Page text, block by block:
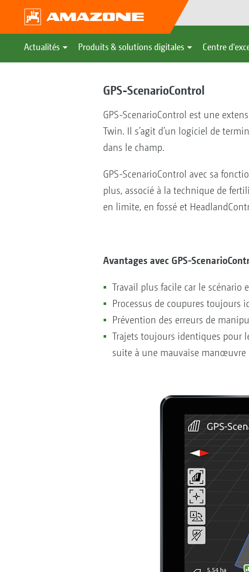
Actualités Produits & solutions digitales Centre
GPS-ScenarioControl
GPS-ScenarioControl est une
Twin. Il s’agit d’un logiciel de
dans le champ.
GPS-ScenarioControl avec sa
plus, associé à la technique de
en limite, en fossé et
Avantages avec GPS-
Travail plus facile car le scénario
Processus de coupures toujours
Prévention des erreurs de
Trajets toujours identiques pour
suite à une mauvaise manœuvre